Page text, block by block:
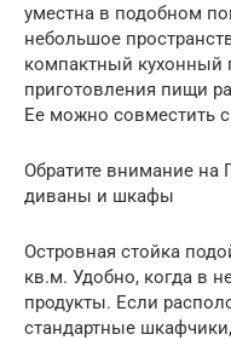
уместна в подобном
небольшое
компактный кухонный
приготовления пищи
Ее можно совместить
Обратите внимание
диваны и шкафы
Островная стойка
кв.м. Удобно, когда в
продукты. Если
стандартные